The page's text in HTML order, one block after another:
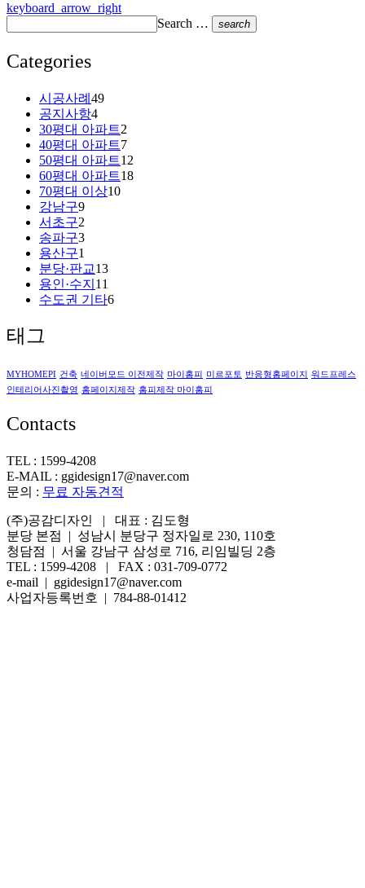
navigation
keyboard_arrow_right
Search …
search
Categories
시공사례 49
공지사항4
30평대 아파트2
40평대 아파트7
50평대 아파트12
60평대 아파트18
70평대 이상10
강남구9
서초구2
송파구3
용산구1
분당·판교13
용인·수지 11
수도권 기타6
태그
MYHOMEPI 건축 네이버모드 이전제작 마이홈피 미르포토 반응형홈페이지
워드프레스
인테리어사진촬영 홈페이지제작 홈피제작 마이홈피
Contacts
TEL : 1599-4208
E-MAIL : ggidesign17@naver.com
문의 : 무료 자동견적
(주)공감디자인 | 대표 : 김도형
분당 본점 | 성남시 분당구 정자일로 230, 110호
청담점 | 서울 강남구 삼성로 716, 리임빌딩 2층
TEL : 1599-4208 | FAX : 031-709-0772
e-mail | ggidesign17@naver.com
사업자등록번호 | 784-88-01412